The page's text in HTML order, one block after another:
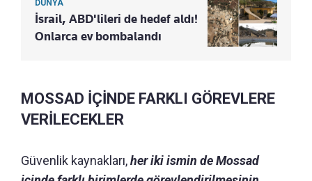
DÜNYA
İsrail, ABD'lileri de hedef aldı!
Onlarca ev bombalandı
MOSSAD İÇİNDE FARKLI GÖREVLERE
VERİLECEKLER
Güvenlik kaynakları,her iki ismin de Mossad